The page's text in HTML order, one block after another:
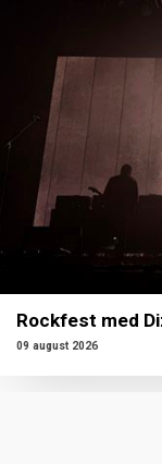
Rockfest med
09 august 2026